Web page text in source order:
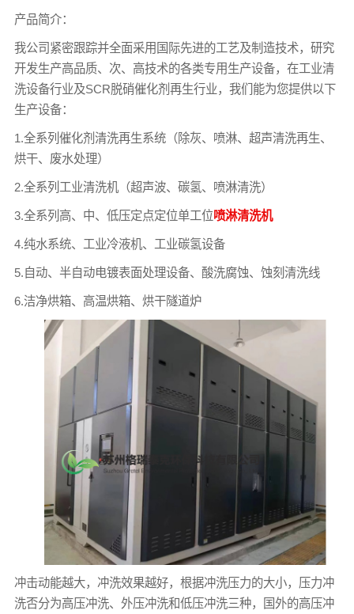
产品简介：
我公司紧密跟踪并全面采用国际先进的工艺及制造技术，研究
开发生产高品质、次、高技术的各类专用生产设备，在工业清
洗设备行业及SCR脱硝催化剂再生行业，我们能为您提供以下
生产设备：
1.全系列催化剂清洗再生系统（除灰、喷淋、超声清洗再生、
烘干、废水处理）
2.全系列工业清洗机（超声波、碳氢、喷淋清洗）
3.全系列高、中、低压定点定位单工位喷淋清洗机
4.纯水系统、工业冷液机、工业碳氢设备
5.自动、半自动电镀表面处理设备、酸洗腐蚀、蚀刻清洗线
6.洁净烘箱、高温烘箱、烘干隧道炉
冲击动能越大，冲洗效果越好，根据冲洗压力的大小，压力冲
洗否分为高压冲洗、外压冲洗和低压冲洗三种，国外的高压冲